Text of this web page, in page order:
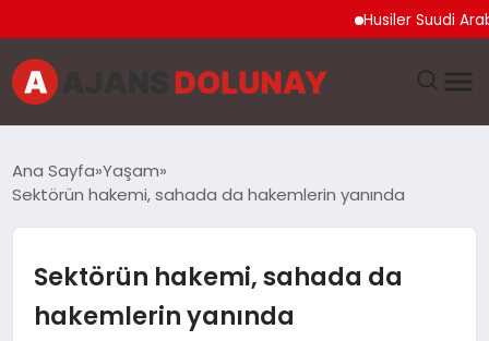
Husiler Suudi
EKONOMI
GENEL
Ana Sayfa Yaşam
Sektörün hakemi, sahada da hakemlerin yanında
Sektörün hakemi, sahada da
hakemlerin yanında